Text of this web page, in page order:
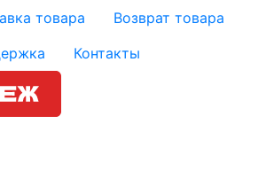
товара
Возврат товара
Контакты